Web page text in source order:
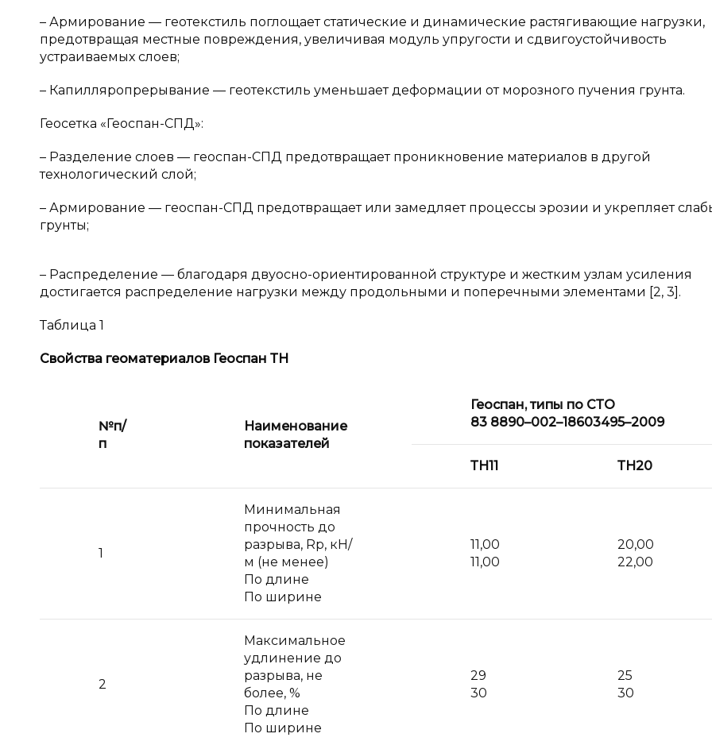
– Армирование — геотекстиль поглощает статические и динамические растягивающие нагрузки,
предотвращая местные повреждения, увеличивая модуль упругости и сдвигоустойчивость
устраиваемых слоев;
– Капилляропрерывание — геотекстиль уменьшает деформации от морозного пучения грунта.
Геосетка «Геоспан-СПД»:
– Разделение слоев — геоспан-СПД предотвращает проникновение материалов в другой
технологический слой;
– Армирование — геоспан-СПД предотвращает или замедляет процессы эрозии и укрепляет
грунты;
– Распределение — благодаря двуосно-ориентированной структуре и жестким узлам усиления
достигается распределение нагрузки между продольными и поперечными элементами [2, 3].
Таблица 1
Свойства геоматериалов Геоспан ТН
№п/
п
Наименование
показателей
Геоспан, типы по СТО
83 8890–002–18603495–2009
ТН11 ТН20
1
Минимальная
прочность до
разрыва, Rp, кН/
м (не менее)
По длине
По ширине
11,00
11,00
20,00
22,00
2
Максимальное
удлинение до
разрыва, не
более, %
По длине
По ширине
29
30
25
30